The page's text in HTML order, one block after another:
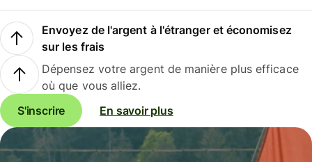
Envoyez de l'argent à l'étranger et économisez
sur les frais
Dépensez votre argent de manière plus efficace
où que vous alliez.
S'inscrire
En savoir plus